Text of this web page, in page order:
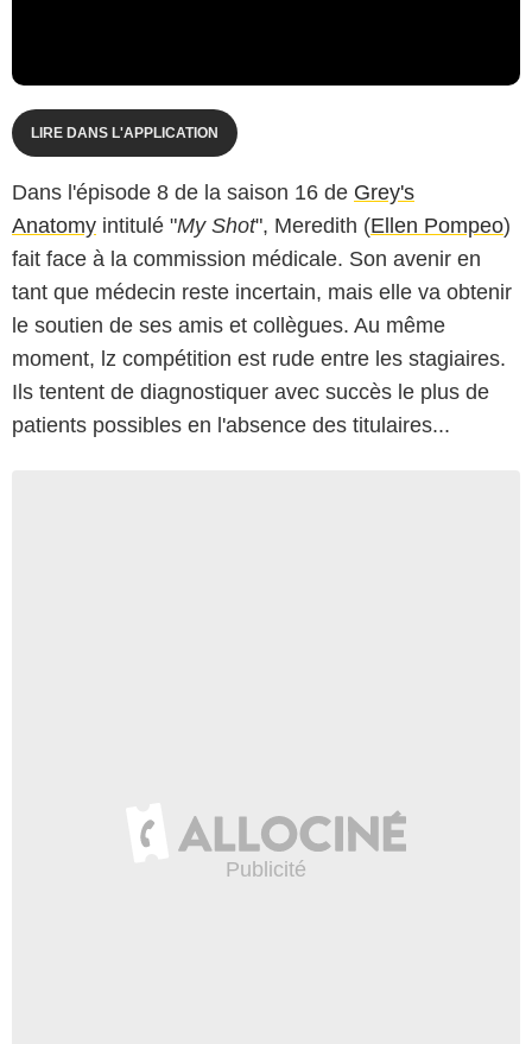
LIRE DANS L'APPLICATION
Dans l'épisode 8 de la saison 16 de Grey's
Anatomy intitulé "My Shot", Meredith (Ellen Pompeo)
fait face à la commission médicale. Son avenir en
tant que médecin reste incertain, mais elle va obtenir
le soutien de ses amis et collègues. Au même
moment, lz compétition est rude entre les stagiaires.
Ils tentent de diagnostiquer avec succès le plus de
patients possibles en l'absence des titulaires...